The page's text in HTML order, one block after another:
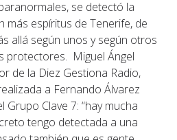
se detectó la
más espíritus de Tenerife, de
allá según unos y según otros
protectores. Miguel Ángel
de la Diez Gestiona Radio,
a Fernando Álvarez
Grupo Clave 7: “hay mucha
tengo detectada a una